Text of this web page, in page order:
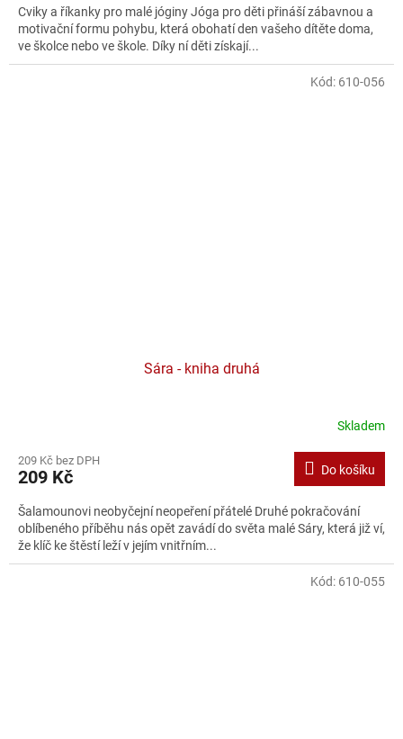
Cviky a říkanky pro malé jóginy Jóga pro děti přináší zábavnou a
motivační formu pohybu, která obohatí den vašeho dítěte doma,
ve školce nebo ve škole. Díky ní děti získají...
Sára - kniha druhá
Skladem
209 Kč bez DPH
209 Kč Do košíku
Šalamounovi neobyčejní neopeření přátelé Druhé pokračování
oblíbeného příběhu nás opět zavádí do světa malé Sáry, která již ví,
že klíč ke štěstí leží v jejím vnitřním...
Kód: 610-056
Kód: 610-055